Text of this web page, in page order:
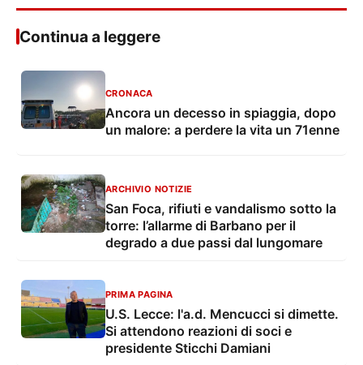
Continua a leggere
CRONACA
Ancora un decesso in spiaggia, dopo
un malore: a perdere la vita un 71enne
ARCHIVIO NOTIZIE
San Foca, rifiuti e vandalismo sotto la
torre: l’allarme di Barbano per il
degrado a due passi dal lungomare
PRIMA PAGINA
U.S. Lecce: l'a.d. Mencucci si dimette.
Si attendono reazioni di soci e
presidente Sticchi Damiani